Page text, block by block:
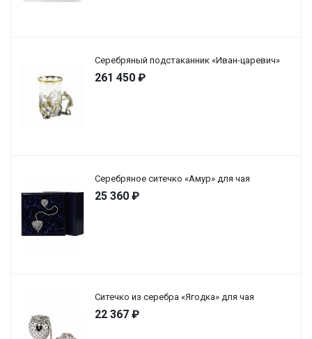
Серебряный подстаканник «Иван-царевич»
261 450 ₽
Серебряное ситечко «Амур» для чая
25 360 ₽
Ситечко из серебра «Ягодка» для чая
22 367 ₽